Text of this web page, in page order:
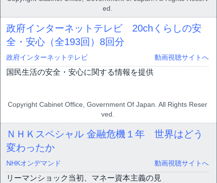
ed.
政府インターネットテレビ 20chくらしの安
全・安心（全193回） 8回分
政府インターネットテレビ 動画視聴サイトへ
国民生活の安全・安心に関する情報を提供
Copyright Cabinet Office, Government Of Japan. All Rights Reser
ved.
ＮＨＫスペシャル 金融危機１年 世界はどう
変わったか
NHKオンデマンド 動画視聴サイトへ
リーマンショック当初、マネー資本主義の見